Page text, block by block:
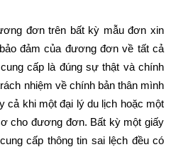
đơn trên bất kỳ mẫu đơn xin
đảm của đương đơn về tất cả
cấp là đúng sự thật và chính
nhiệm về chính bản thân mình
cả khi một đại lý du lịch hoặc một
cho đương đơn. Bất kỳ một giấy
cấp thông tin sai lệch đều có